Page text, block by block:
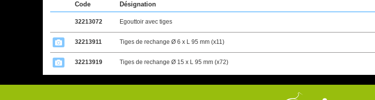
Code Désignation
32213072 Egouttoir avec tiges
32213911 Tiges de rechange Ø 6 x L 95 mm (x11)
32213919 Tiges de rechange Ø 15 x L 95 mm (x72)